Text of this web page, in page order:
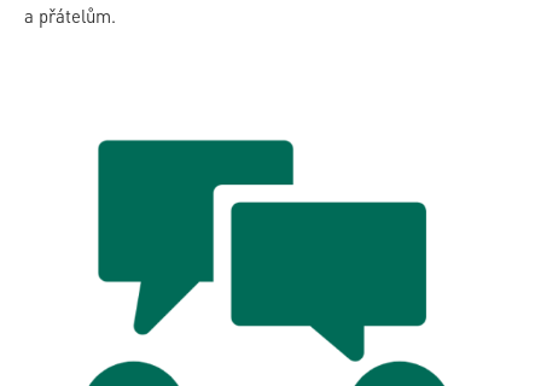
a přátelům.